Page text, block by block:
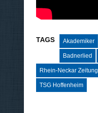
TAGS Akademiker
Badnerlied
Rhein-Neckar Zeitung
TSG Hoffenheim